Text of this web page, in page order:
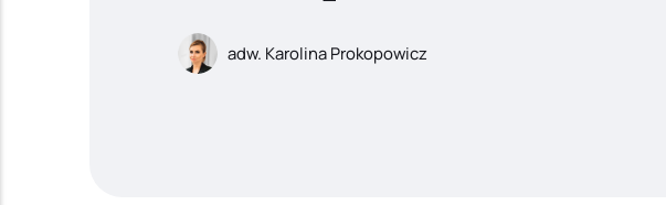
adw. Karolina Prokopowicz